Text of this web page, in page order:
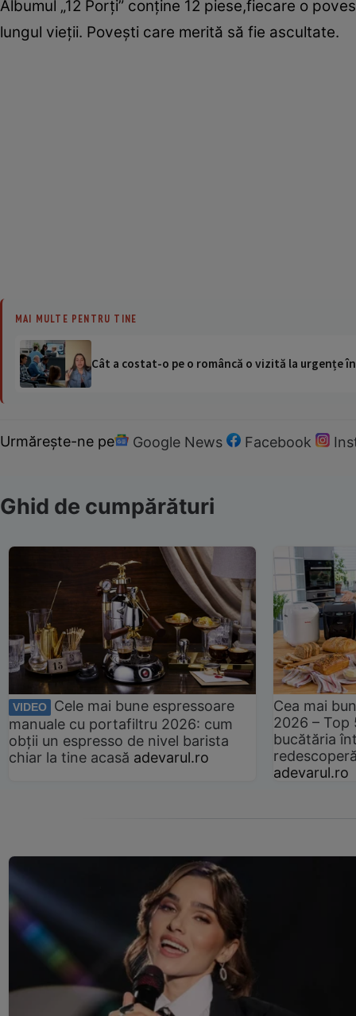
Albumul „12 Porţi” conţine 12 piese,fiecare o
lungul vieţii. Poveşti care merită să fie ascultate.
MAI MULTE PENTRU TINE
Cât a costat-o pe o româncă o vizită la urgențe
Urmărește-ne pe Google News Facebook
Ghid de cumpărături
VIDEO
Cele mai bune espressoare
manuale cu portafiltru 2026: cum
obții un espresso de nivel barista
chiar la tine acasă adevarul.ro
Cea mai
2026 –
bucătăria
adevarul.ro